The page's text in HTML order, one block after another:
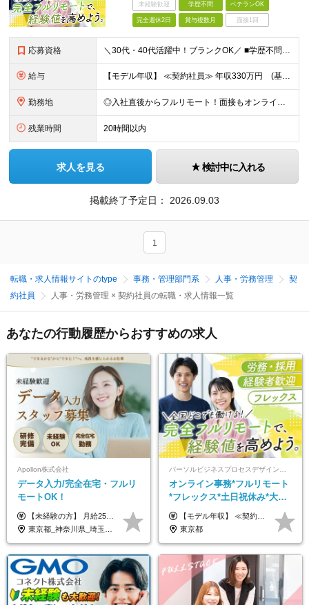
未経験歓迎 学歴不問 ベテランOK
完全週休2日 賞与複数月 面接1回
応募資格 ＼30代・40代活躍中！ブランクOK／ ■学歴不問 ■採用・人事労務などバックオフィス業務のご経験が1年以上ある方 ■安定した通信環境（通信速度が10Mbps以上）をお持ちの方 ＼こんな方にピッタリ
給与 【モデル年収】 ≪契約社員≫ 年収330万円 (基本給23万 ＋ 地区手当3万円 ＋ 賞与)：都内在住 年収264万円 (基本給21万 ＋ 賞与)：静岡県在住 --------------- ●月給
勤務地 ◎入社直後からフルリモート！面接もオンラインで実施します 【豊洲本店】 東京都江東区豊洲3-2-20 豊洲フロント 7F ※(変更の範囲)上記を除く当社関連勤務地
残業時間 20時間以内
求人を見る 検討中に入れる
掲載終了予定日： 2026.09.03
1
転職・求人情報サイトのtype 事務・管理部門系 人事・労務管理
契
約社員
人事・労務管理 × 契約社員の転職・求人情報一覧
あなたの行動履歴からおすすめの求人
Apollon株式会社
データ入力/完全在宅・フルリ
モートOK！
【未経験の方】 月給25.5万円以上＋各種手当 【事務経験3年以上の方】 月給28万円以上＋各種手当 ※経験・スキル・年齢を考慮の上、決定します ※試用期間：3ヶ月(雇用形態は正社員、給与・待遇に変更はありません) ※残業代は全額別途支給 ※昇給：年1回（査定あり） ※賞与：年3回（業績に応じて支給） ＼努力がしっかり評価される環境です！／ 「どんなスキルを身につければ昇給できるか」が明確だから、 着実に成長しながら収入アップを目指せます。
東京都_神奈川県_埼玉県_千葉県_大阪府_愛知県_北海道_青森県_岩手県_宮城県_秋田県_山形県_福島県_茨城県_栃木県_群馬県_新潟県_山梨県_長野県_富山県_石川県_福井県_静岡県_岐阜県_三重県_兵庫県_京都府_滋賀県_奈良県_和歌山県_広島県_岡山県_鳥取県_島根県_山口県_徳島県_香川県_愛媛県_高知県_福岡県_熊本県_佐賀県_長崎県_大分県_宮崎県_鹿児島県_沖縄県
パーソルビジネスプロセスデザイン株式会社 事業開発本部
オンライン事務*フルリモート
*フレックス*土日祝休み*大手
パーソルグループ*オンライン
面接*30～40代活躍中
【モデル年収】 ≪契約社員≫ 年収330万円 (基本給23万 ＋ 地区手当3万円 ＋ 賞与)：都内在住 年収264万円 (基本給21万 ＋ 賞与)：静岡県在住 --------------- ●月給21万円～28万9900円＋賞与（年2回）＋各種手当 ●1年目想定給与：年収264万円～364万円 ●経験やスキルに応じて優遇します！ ※お住まいの地域により0～3万円の地区手当を支給しております ※試用期間中（3ヶ月間）の雇用形態および待遇に差異はありません ※残業代については選考時に詳細をご説明します ※通算契約期間の上限は5年となります ≪アルバイト≫ ●時給1,250円～2,300円 ●経験やスキルに応じて優遇します！ ●ご希望に応じ、扶養内での勤務も可能です！ ※試用期間中の雇用形態および待遇に差異はありません
東京都